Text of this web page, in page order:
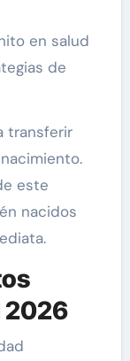
en salud
de
transferir
este
nacidos
2026